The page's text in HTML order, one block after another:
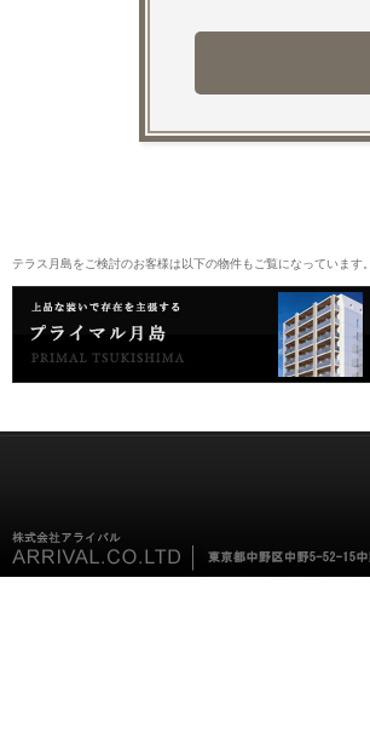
テラス月島をご検討のお客様は以下の物件もご覧になっています。